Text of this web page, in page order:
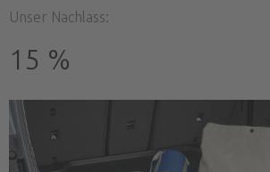
Unser Nachlass:
15 %